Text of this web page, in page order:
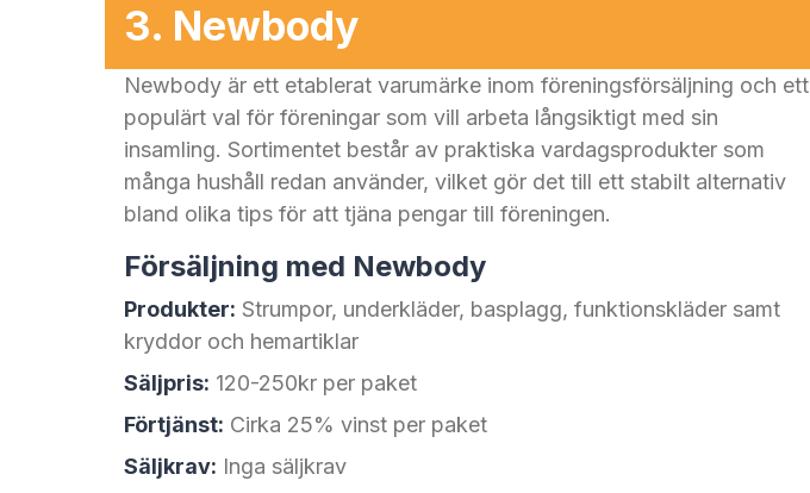
försäljningsperioden är klar levereras produkterna på ett sätt som
gör det enkelt att dela ut beställningarna och avsluta insamlingen.
3. Newbody
Newbody är ett etablerat varumärke inom föreningsförsäljning och ett
populärt val för föreningar som vill arbeta långsiktigt med sin
insamling. Sortimentet består av praktiska vardagsprodukter som
många hushåll redan använder, vilket gör det till ett stabilt alternativ
bland olika tips för att tjäna pengar till föreningen.
Försäljning med Newbody
Produkter: Strumpor, underkläder, basplagg, funktionskläder samt
kryddor och hemartiklar
Säljpris: 120-250kr per paket
Förtjänst: Cirka 25% vinst per paket
Säljkrav: Inga säljkrav